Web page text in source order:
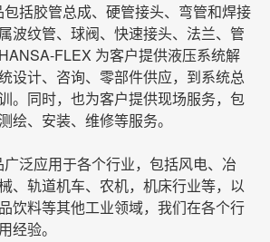
括胶管总成、硬管接头、弯管和焊接
波纹管、球阀、快速接头、法兰、管
HANSA-FLEX 为客户提供液压系统解
设计、咨询、零部件供应，到系统总
。同时，也为客户提供现场服务，包
绘、安装、维修等服务。
广泛应用于各个行业，包括风电、冶
、轨道机车、农机，机床行业等，以
饮料等其他工业领域，我们在各个行
经验。